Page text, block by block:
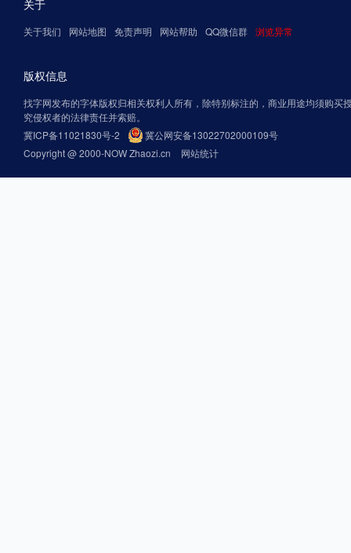
关于
关于我们 网站地图 免责声明 网站帮助 QQ微信群 浏览异常
版权信息
找字网发布的字体版权归相关权利人所有，除特别标注的，商业用途均须购买
究侵权者的法律责任并索赔。
冀ICP备11021830号-2
冀公网安备13022702000109号
Copyright @ 2000-NOW Zhaozi.cn
网站统计